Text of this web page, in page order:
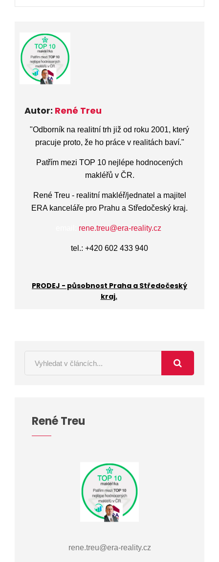
Autor: René Treu
"Odborník na realitní trh již od roku 2001, který
pracuje proto, že ho práce v realitách baví."
Patřím mezi TOP 10 nejlépe hodnocených
makléřů v ČR.
René Treu - realitní makléř/jednatel a majitel
ERA kanceláře pro Prahu a Středočeský kraj.
rene.treu@era-reality.cz
tel.: +420 602 433 940
PRODEJ - působnost Praha a Středočeský
kraj.
René Treu
rene.treu@era-reality.cz